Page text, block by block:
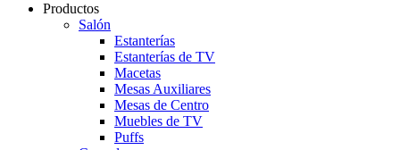
Productos
Salón
Estanterías
Estanterías de TV
Macetas
Mesas Auxiliares
Mesas de Centro
Muebles de TV
Puffs